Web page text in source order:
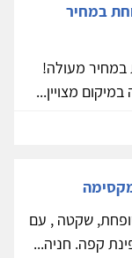
במחיר
במחיר מעולה!
מצויין...
שקטה , עם
קפה. חניה...